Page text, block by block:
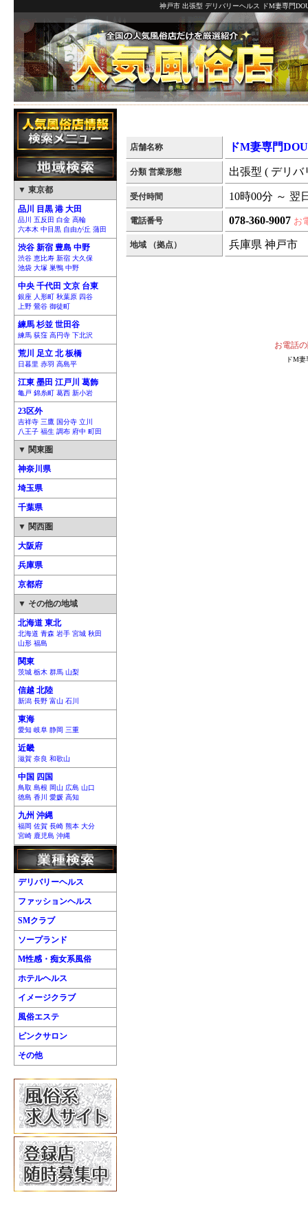
神戸市 出張型 デリバリーヘルス ドM妻専門
▼ 東京都
品川 目黒 港 大田
品川 五反田 白金 高輪
六本木 中目黒 自由が丘 蒲田
渋谷 新宿 豊島 中野
渋谷 恵比寿 新宿 大久保
池袋 大塚 巣鴨 中野
中央 千代田 文京 台東
銀座 人形町 秋葉原 四谷
上野 鶯谷 御徒町
練馬 杉並 世田谷
練馬 荻窪 高円寺 下北沢
荒川 足立 北 板橋
日暮里 赤羽 高島平
江東 墨田 江戸川 葛飾
亀戸 錦糸町 葛西 新小岩
23区外
吉祥寺 三鷹 国分寺 立川
八王子 福生 調布 府中 町田
▼ 関東圏
神奈川県
埼玉県
千葉県
▼ 関西圏
大阪府
兵庫県
京都府
▼ その他の地域
北海道 東北
北海道 青森 岩手 宮城 秋田
山形 福島
関東
茨城 栃木 群馬 山梨
信越 北陸
新潟 長野 富山 石川
東海
愛知 岐阜 静岡 三重
近畿
滋賀 奈良 和歌山
中国 四国
鳥取 島根 岡山 広島 山口
徳島 香川 愛媛 高知
九州 沖縄
福岡 佐賀 長崎 熊本 大分
宮崎 鹿児島 沖縄
デリバリーヘルス
ファッションヘルス
SMクラブ
ソープランド
M性感・痴女系風俗
ホテルヘルス
イメージクラブ
風俗エステ
ピンクサロン
その他
店舗名称 ドM妻専門
分類 営業形態 出張型 ( デリバ
受付時間 10時00分 ～ 翌
電話番号 078-360-9007 お
地域 （拠点） 兵庫県 神戸市
お電話
ドM